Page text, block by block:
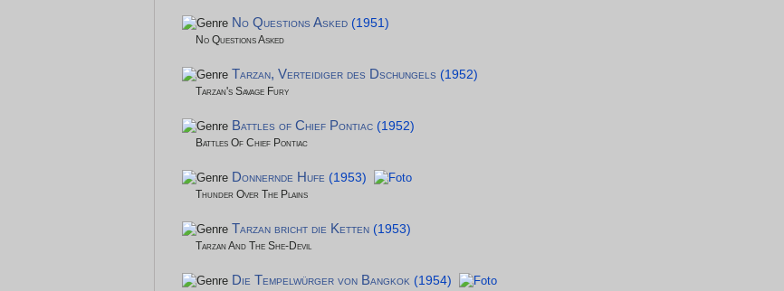
No Questions Asked (1951)
No Questions Asked
Tarzan, Verteidiger des Dschungels (1952)
Tarzan's Savage Fury
Battles of Chief Pontiac (1952)
Battles Of Chief Pontiac
Donnernde Hufe (1953)
Thunder Over The Plains
Tarzan bricht die Ketten (1953)
Tarzan And The She-Devil
Die Tempelwürger von Bangkok (1954)